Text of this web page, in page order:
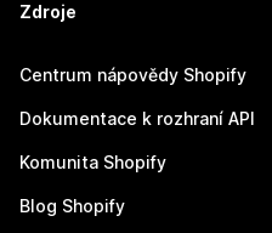
Zdroje
Centrum nápovědy Shopify
Dokumentace k rozhraní API
Komunita Shopify
Blog Shopify